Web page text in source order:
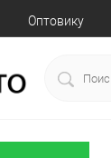
Оптовику